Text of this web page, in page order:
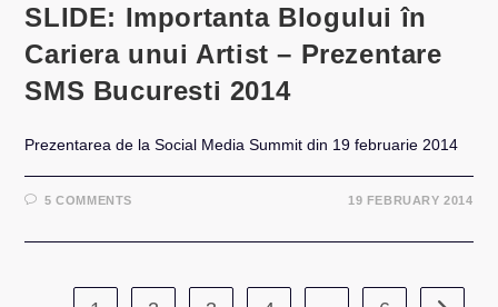
SLIDE: Importanta Blogului în
Cariera unui Artist – Prezentare
SMS Bucuresti 2014
Prezentarea de la Social Media Summit din 19 februarie 2014
5 COMMENTS 19 FEBRUARY 2014